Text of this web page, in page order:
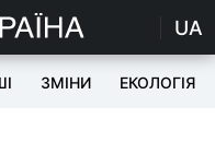
UA
ЗМІНИ ЕКОЛОГІЯ